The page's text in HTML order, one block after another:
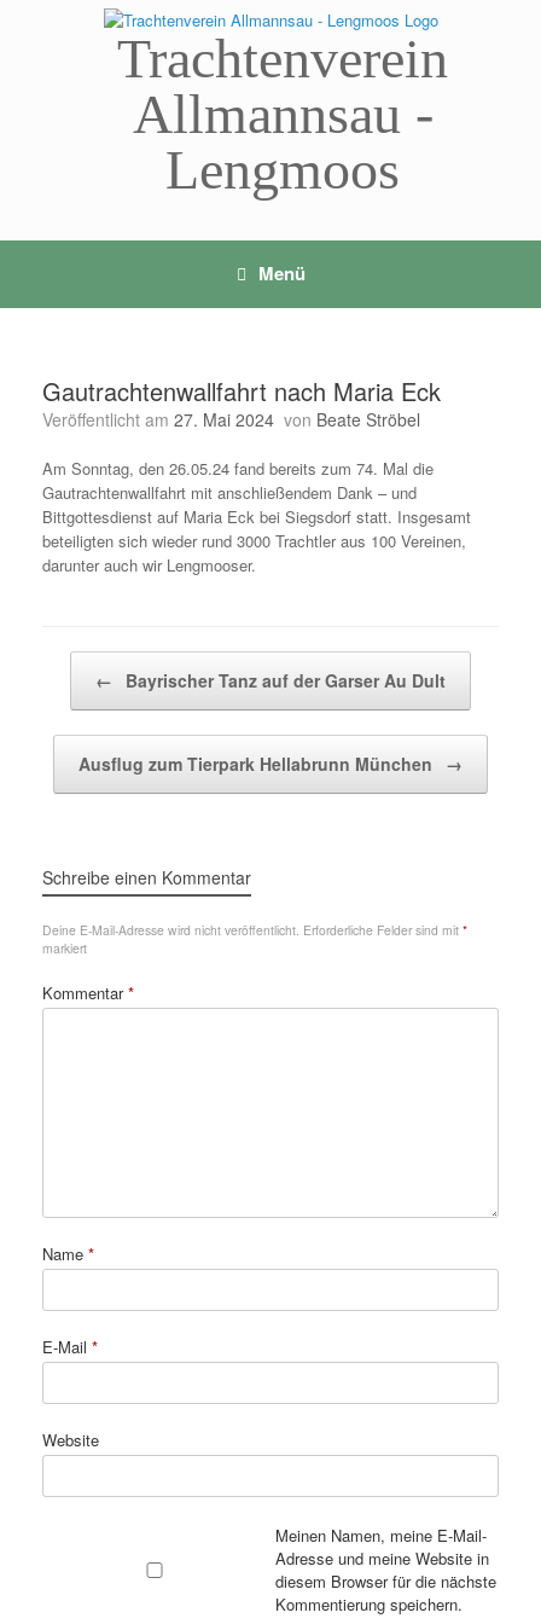
Trachtenverein
Allmannsau -
Lengmoos
Menü
Gautrachtenwallfahrt nach Maria Eck
Veröffentlicht am 27. Mai 2024 von Beate Ströbel
Am Sonntag, den 26.05.24 fand bereits zum 74. Mal die
Gautrachtenwallfahrt mit anschließendem Dank – und
Bittgottesdienst auf Maria Eck bei Siegsdorf statt. Insgesamt
beteiligten sich wieder rund 3000 Trachtler aus 100 Vereinen,
darunter auch wir Lengmooser.
← Bayrischer Tanz auf der Garser Au Dult
Ausflug zum Tierpark Hellabrunn München →
Schreibe einen Kommentar
Deine E-Mail-Adresse wird nicht veröffentlicht. Erforderliche Felder sind mit *
markiert
Kommentar*
Name *
E-Mail *
Website
Meinen Namen, meine E-Mail-
Adresse und meine Website in
diesem Browser für die nächste
Kommentierung speichern.